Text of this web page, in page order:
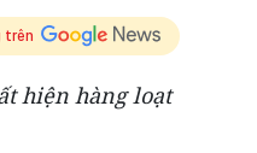
trên
hiện hàng loạt